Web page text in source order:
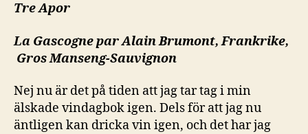
Tre Apor
La Gascogne par Alain Brumont, Frankrike,
Gros Manseng-Sauvignon
Nej nu är det på tiden att jag tar tag i min
älskade vindagbok igen. Dels för att jag nu
äntligen kan dricka vin igen, och det har jag